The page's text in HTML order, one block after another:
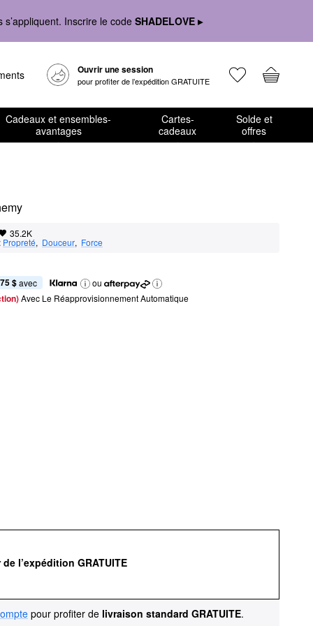
Inscrire le code SHADELOVE ▸
Ouvrir une session
pour profiter de l’expédition GRATUITE
Cadeaux et ensembles-
avantages
Cartes-
cadeaux
Solde et
offres
35.2K
Propreté, Douceur, Force
$ avec
ou
Avec Le Réapprovisionnement Automatique
l’expédition GRATUITE
pour profiter de livraison standard GRATUITE.